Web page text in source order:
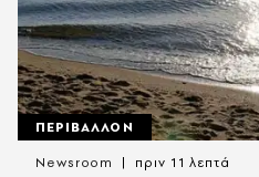
ΠΕΡΙΒΑΛΛΟΝ
Newsroom πριν 11 λεπτά